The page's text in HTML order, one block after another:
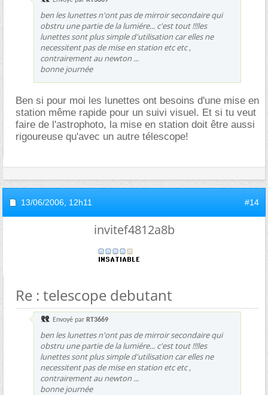
ben les lunettes n'ont pas de mirroir secondaire qui
obstru une partie de la lumiére... c'est tout !!!les
lunettes sont plus simple d'utilisation car elles ne
necessitent pas de mise en station etc etc ,
contrairement au newton ...
bonne journée
Ben si pour moi les lunettes ont besoins d'une mise en
station même rapide pour un suivi visuel. Et si tu veut
faire de l'astrophoto, la mise en station doit être aussi
rigoureuse qu'avec un autre télescope!
13/06/2006, 12h11 #14
invitef4812a8b
Re : telescope debutant
Envoyé par RT3669
ben les lunettes n'ont pas de mirroir secondaire qui
obstru une partie de la lumiére... c'est tout !!!les
lunettes sont plus simple d'utilisation car elles ne
necessitent pas de mise en station etc etc ,
contrairement au newton ...
bonne journée